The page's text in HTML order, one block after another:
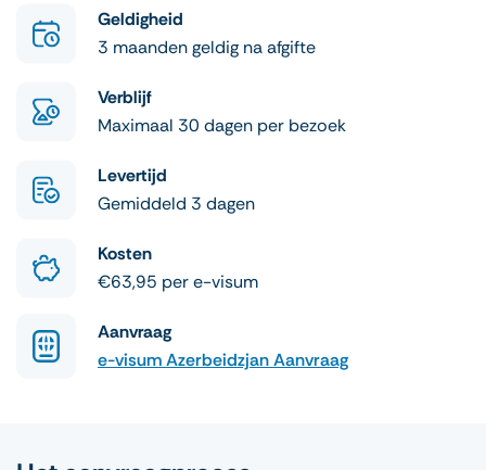
Geldigheid
3 maanden geldig na afgifte
Verblijf
Maximaal 30 dagen per bezoek
Levertijd
Gemiddeld 3 dagen
Kosten
€63,95 per e-visum
Aanvraag
e-visum Azerbeidzjan Aanvraag